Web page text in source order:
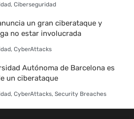
, Ciberseguridad
un gran ciberataque y
no estar involucrada
, CyberAttacks
Autónoma de Barcelona es
un ciberataque
, CyberAttacks, Security Breaches